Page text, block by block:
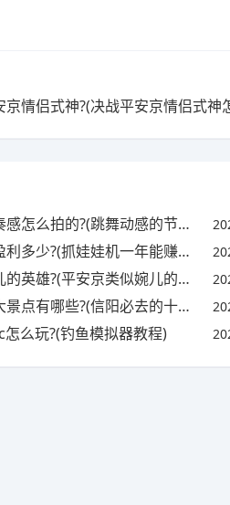
的?(跳舞动感的节奏感怎么拍的视频)
少?(抓娃娃机一年能赚多少钱)
雄?(平安京类似婉儿的英雄名字)
些?(信阳必去的十大景点有哪些地方)
么玩?(钓鱼模拟器教程)